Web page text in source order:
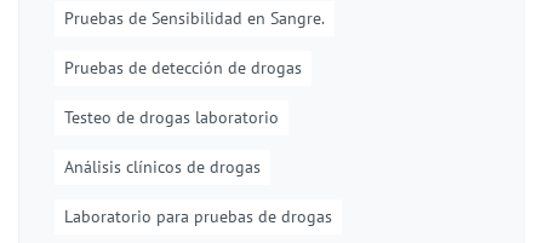
Pruebas de Sensibilidad en Sangre.
Pruebas de detección de drogas
Testeo de drogas laboratorio
Análisis clínicos de drogas
Laboratorio para pruebas de drogas